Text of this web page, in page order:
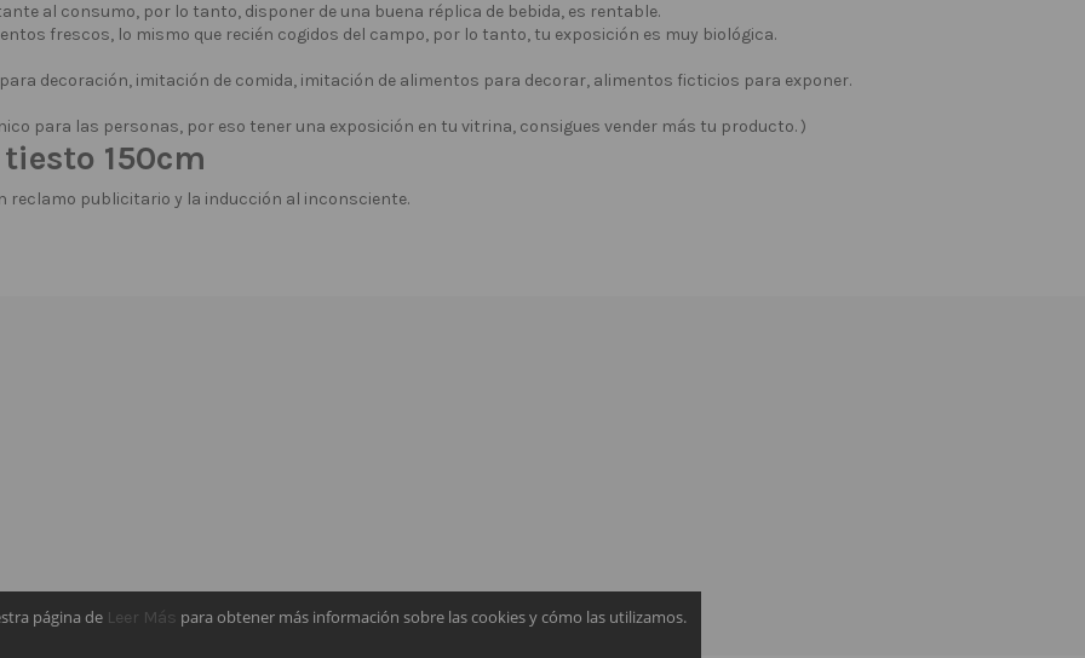
al consumo, por lo tanto, disponer de una buena réplica de bebida, es rentable.
frescos, lo mismo que recién cogidos del campo, por lo tanto, tu exposición es muy biológica.
decoración, imitación de comida, imitación de alimentos para decorar, alimentos ficticios para exponer.
para las personas, por eso tener una exposición en tu vitrina, consigues vender más tu producto. )
150cm
reclamo publicitario y la inducción al inconsciente.
página de Leer Más para obtener más información sobre las cookies y cómo las utilizamos.